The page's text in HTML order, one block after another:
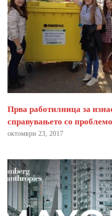
Прва работилница за
справувањето со
октомври 23, 2017